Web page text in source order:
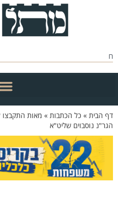
הבית»כל הכתבות»מאות התקבצו
נוסבוים שליט"א